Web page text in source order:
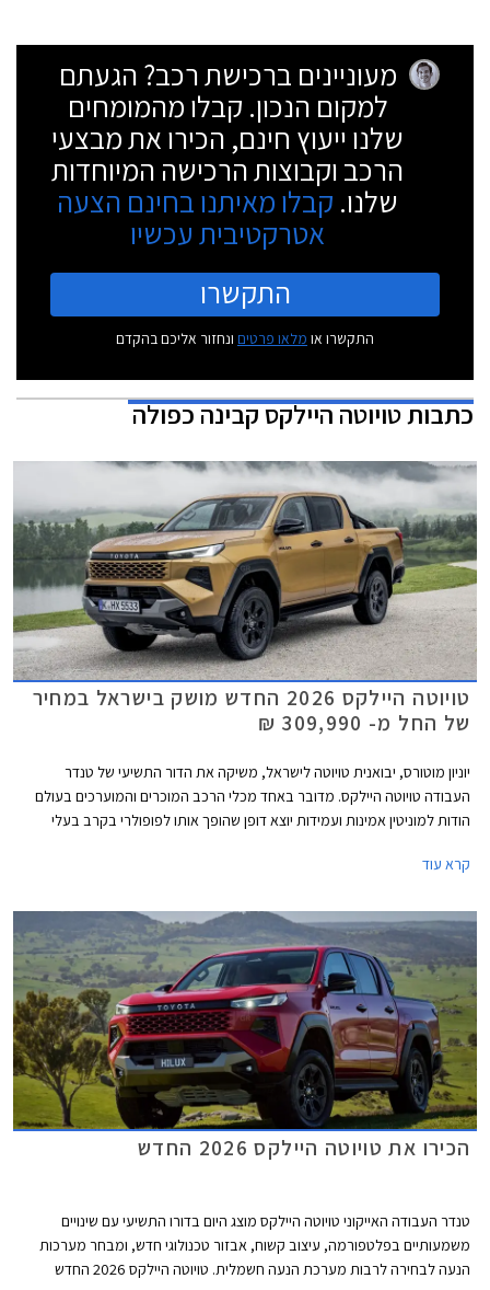
רשאי להשתמש אך ורק בכלי עבודה בסיסיים ושמן WD40, ללא חלקי חילוף.
לאחר כל שלב הצליח ההיילקס להתניע ולנסוע וכך הוכח לעיני מליוני צופים
המוניטין החזק של טויוטה היילקס. קל להבין מדוע אנו רואים את טויוטה
היילקס במגוון שימושים נרחב: בצבאות, בארגוני טרור, בחקלאות, באתרי
מעוניינים ברכישת רכב? הגעתם
למקום הנכון. קבלו מהמומחים
שלנו ייעוץ חינם, הכירו את מבצעי
הרכב וקבוצות הרכישה המיוחדות
שלנו. קבלו מאיתנו בחינם הצעה
אטרקטיבית עכשיו
התקשרו
התקשרו או מלאו פרטים ונחזור אליכם בהקדם
כתבותטויוטה היילקס קבינה כפולה
טויוטה היילקס 2026 החדש מושק בישראל במחיר
של החל מ- 309,990 ₪
יוניון מוטורס, יבואנית טויוטה לישראל, משיקה את הדור התשיעי של טנדר
העבודה טויוטה היילקס. מדובר באחד מכלי הרכב המוכרים והמוערכים בעולם
הודות למוניטין אמינות ועמידות יוצא דופן שהופך אותו לפופולרי בקרב בעלי
מבטיח לשמור ולשפר על היכולות המוכחות בתוספת טכנולוגיה חדשה, בטיחות
אלינו עם מנוע טורבו דיזל המשלב מערכת סיוע היברידית מתונה במחיר
התחלתי של 309,990 ₪.
קרא עוד
הכירו את טויוטה היילקס 2026 החדש
טנדר העבודה האייקוני טויוטה היילקס מוצג היום בדורו התשיעי עם שינויים
משמעותיים בפלטפורמה, עיצוב קשוח, אבזור טכנולוגי חדש, ומבחר מערכות
הנעה לבחירה לרבות מערכת הנעה חשמלית. טויוטה היילקס 2026 החדש